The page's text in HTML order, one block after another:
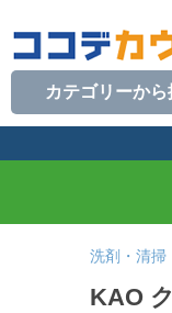
カテゴリーから
洗剤・清掃
KAO